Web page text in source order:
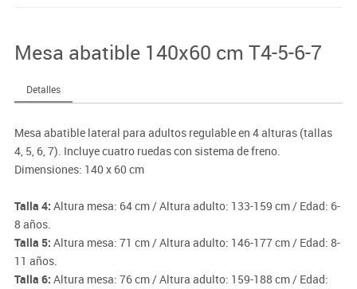
Mesa abatible 140x60 cm T4-5-6-7
Detalles
Mesa abatible lateral para adultos regulable en 4 alturas (tallas
4, 5, 6, 7). Incluye cuatro ruedas con sistema de freno.
Dimensiones: 140 x 60 cm
Talla 4: Altura mesa: 64 cm / Altura adulto: 133-159 cm / Edad: 6-
8 años.
Talla 5: Altura mesa: 71 cm / Altura adulto: 146-177 cm / Edad: 8-
11 años.
Talla 6: Altura mesa: 76 cm / Altura adulto: 159-188 cm / Edad: